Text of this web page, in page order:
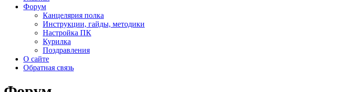
Форум
Канцелярия полка
Инструкции, гайды, методики
Настройка ПК
Курилка
Поздравления
О сайте
Обратная связь